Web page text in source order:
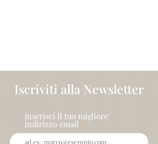
Iscriviti alla Newsletter
Inserisci il tuo migliore
indirizzo email